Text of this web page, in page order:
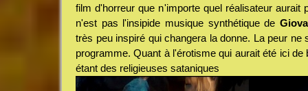
film d'horreur que n'importe quel réalisateur aurait
n'est pas l'insipide musique synthétique de
très peu inspiré qui changera la donne. La peur ne
programme. Quant à l'érotisme qui aurait été ici de
étant des religieuses sataniques